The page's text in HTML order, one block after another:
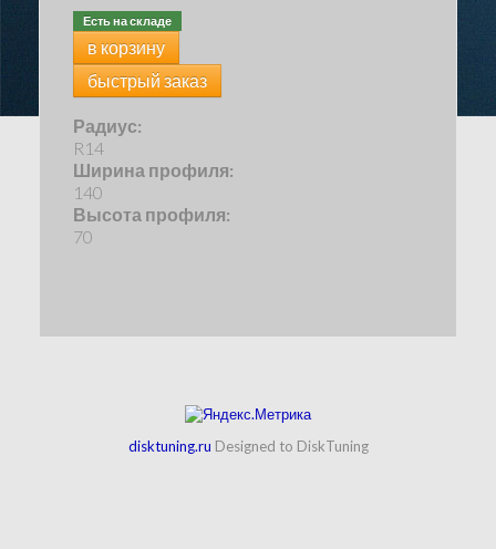
Есть на складе
в корзину
быстрый заказ
Радиус:
R14
Ширина профиля:
140
Высота профиля:
70
disktuning.ru Designed to DiskTuning